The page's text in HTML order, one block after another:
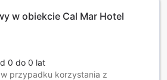
w obiekcie Cal Mar Hotel
0 do 0 lat
przypadku korzystania z